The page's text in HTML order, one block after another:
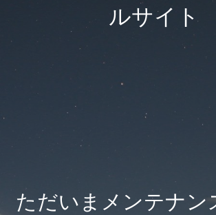
ルサイト
ただいまメンテナン